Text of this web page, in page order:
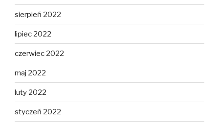
sierpień 2022
lipiec 2022
czerwiec 2022
maj 2022
luty 2022
styczeń 2022